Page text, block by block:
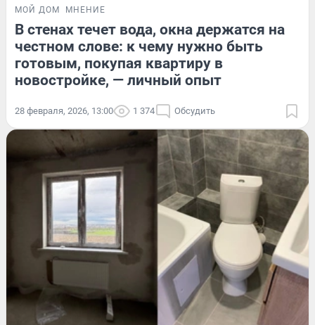
МОЙ ДОМ МНЕНИЕ
В стенах течет вода, окна держатся на
честном слове: к чему нужно быть
готовым, покупая квартиру в
новостройке, — личный опыт
28 февраля, 2026, 13:00 1 374 Обсудить